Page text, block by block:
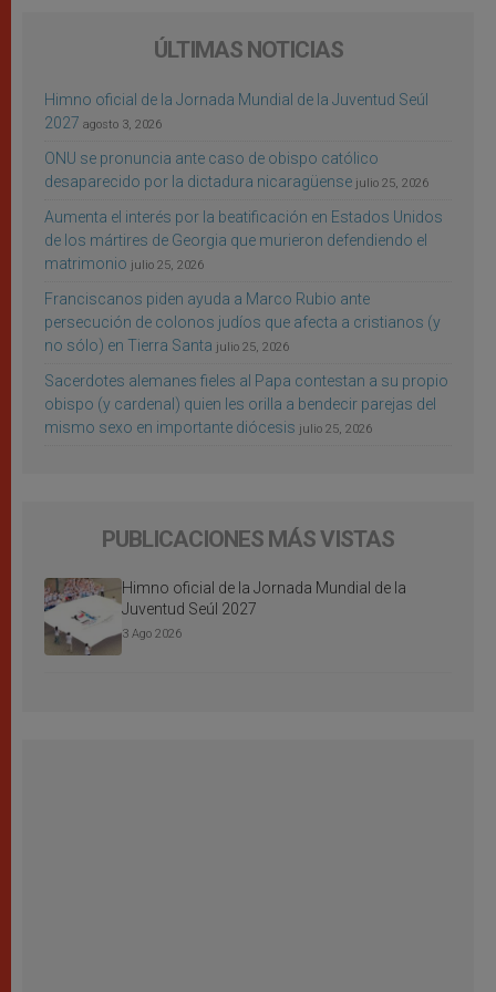
ÚLTIMAS NOTICIAS
Himno oficial de la Jornada Mundial de la Juventud Seúl
2027 agosto 3, 2026
ONU se pronuncia ante caso de obispo católico
desaparecido por la dictadura nicaragüense julio 25, 2026
Aumenta el interés por la beatificación en Estados Unidos
de los mártires de Georgia que murieron defendiendo el
matrimonio julio 25, 2026
Franciscanos piden ayuda a Marco Rubio ante
persecución de colonos judíos que afecta a cristianos (y
no sólo) en Tierra Santa julio 25, 2026
Sacerdotes alemanes fieles al Papa contestan a su propio
obispo (y cardenal) quien les orilla a bendecir parejas del
mismo sexo en importante diócesis julio 25, 2026
PUBLICACIONES MÁS VISTAS
Himno oficial de la Jornada Mundial de la
Juventud Seúl 2027
3 Ago 2026